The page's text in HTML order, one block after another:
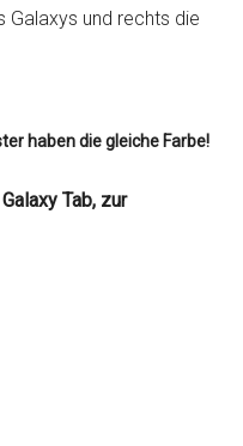
Galaxys und rechts die
haben die gleiche Farbe!
Tab, zur